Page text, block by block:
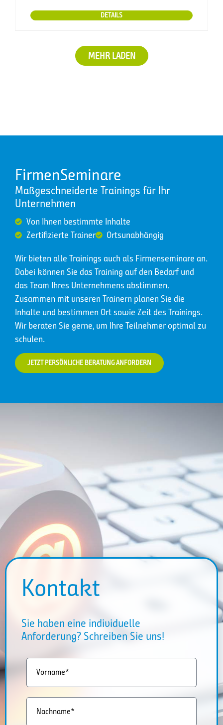
DETAILS
MEHR LADEN
FirmenSeminare
Maßgeschneiderte Trainings für Ihr
Unternehmen
Von Ihnen bestimmte Inhalte
Zertifizierte Trainer
Ortsunabhängig
Wir bieten alle Trainings auch als Firmenseminare an.
Dabei können Sie das Training auf den Bedarf und
das Team Ihres Unternehmens abstimmen.
Zusammen mit unseren Trainern planen Sie die
Inhalte und bestimmen Ort sowie Zeit des Trainings.
Wir beraten Sie gerne, um Ihre Teilnehmer optimal zu
schulen.
JETZT PERSÖNLICHE BERATUNG ANFORDERN
Kontakt
Sie haben eine individuelle
Anforderung? Schreiben Sie uns!
Vorname*
Nachname*